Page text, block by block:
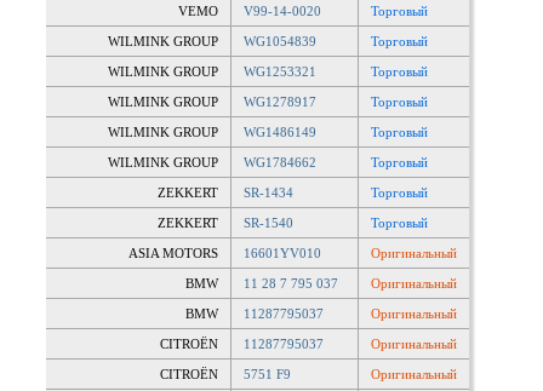
VEMO V99-14-0020 Торговый
WILMINK GROUP WG1054839 Торговый
WILMINK GROUP WG1253321 Торговый
WILMINK GROUP WG1278917 Торговый
WILMINK GROUP WG1486149 Торговый
WILMINK GROUP WG1784662 Торговый
ZEKKERT SR-1434 Торговый
ZEKKERT SR-1540 Торговый
ASIA MOTORS 16601YV010 Оригинальный
BMW 11 28 7 795 037 Оригинальный
BMW 11287795037 Оригинальный
CITROËN 11287795037 Оригинальный
CITROËN 5751 F9 Оригинальный